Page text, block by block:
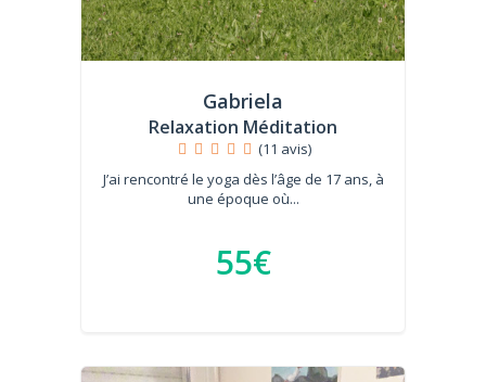
Gabriela
Relaxation Méditation
(11 avis)
J’ai rencontré le yoga dès l’âge de 17 ans, à
une époque où...
55€